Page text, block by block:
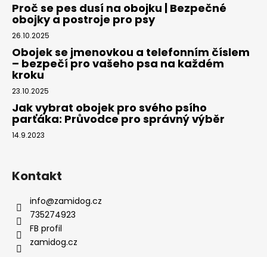
Proč se pes dusí na obojku | Bezpečné
obojky a postroje pro psy
26.10.2025
Obojek se jmenovkou a telefonním číslem
– bezpečí pro vašeho psa na každém
kroku
23.10.2025
Jak vybrat obojek pro svého psího
parťáka: Průvodce pro správný výběr
14.9.2023
Kontakt
info@zamidog.cz
735274923
FB profil
zamidog.cz